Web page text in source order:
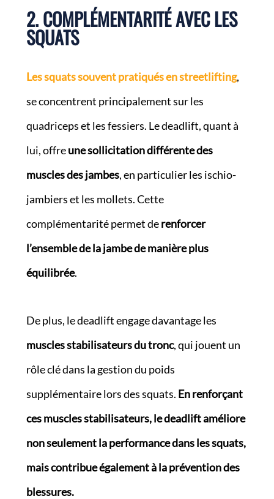
2. COMPLÉMENTARITÉ AVEC LES
SQUATS
Les squats souvent pratiqués en streetlifting,
se concentrent principalement sur les
quadriceps et les fessiers. Le deadlift, quant à
lui, offreune sollicitation différente des
muscles des jambes, en particulier les ischio-
jambiers et les mollets. Cette
complémentarité permet derenforcer
l’ensemble de la jambe de manière plus
équilibrée.
De plus, le deadlift engage davantage les
muscles stabilisateurs du tronc, qui jouent un
rôle clé dans la gestion du poids
supplémentaire lors des squats. En renforçant
ces muscles stabilisateurs, le deadlift améliore
non seulement la performance dans les squats,
mais contribue également à la prévention des
blessures.